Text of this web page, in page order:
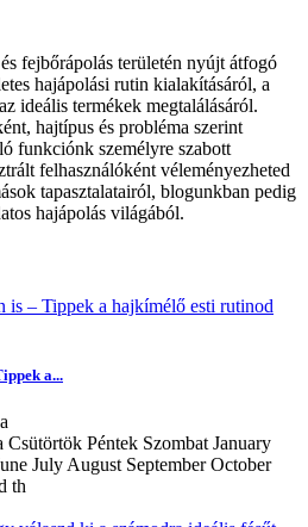
fejbőrápolás területén nyújt átfogó
hajápolási rutin kialakításáról, a
ideális termékek megtalálásáról.
hajtípus és probléma szerint
funkciónk személyre szabott
felhasználóként véleményezheted
tapasztalatairól, blogunkban pedig
hajápolás világából.
a...
Péntek Szombat January
July August September October
th